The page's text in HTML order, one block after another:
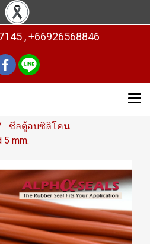
, +66926568846
ซีลตู้อบซิลิโคน
5 mm.